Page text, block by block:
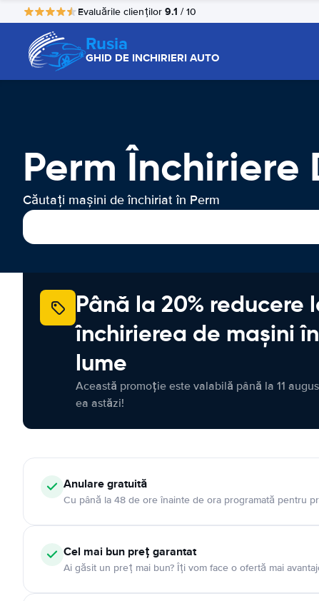
Evaluările clienților 9.1 / 10
Rusia
GHID DE INCHIRIERI AUTO
Perm Închiriere
Căutați mașini de închiriat în Perm
Până la 20% reducere
închirierea de mașini
lume
Această promoție este valabilă până la 11
ea astăzi!
Anulare gratuită
Cu până la 48 de ore înainte de ora programată pentru
Cel mai bun preț garantat
Ai găsit un preț mai bun? Îți vom face o ofertă mai